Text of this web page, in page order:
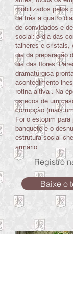
mobilizados pelos
de três a quatro
de convidados e
social: o dia das
talheres e cristais,
dia da preparação
dia das flores.
dramatúrgica
acontecimento
rotina altiva . Na
os ecos de um
corrupção (mais
Foi o estopim para
banquete e o
estrutura social
armário.
Registro
Baixe o